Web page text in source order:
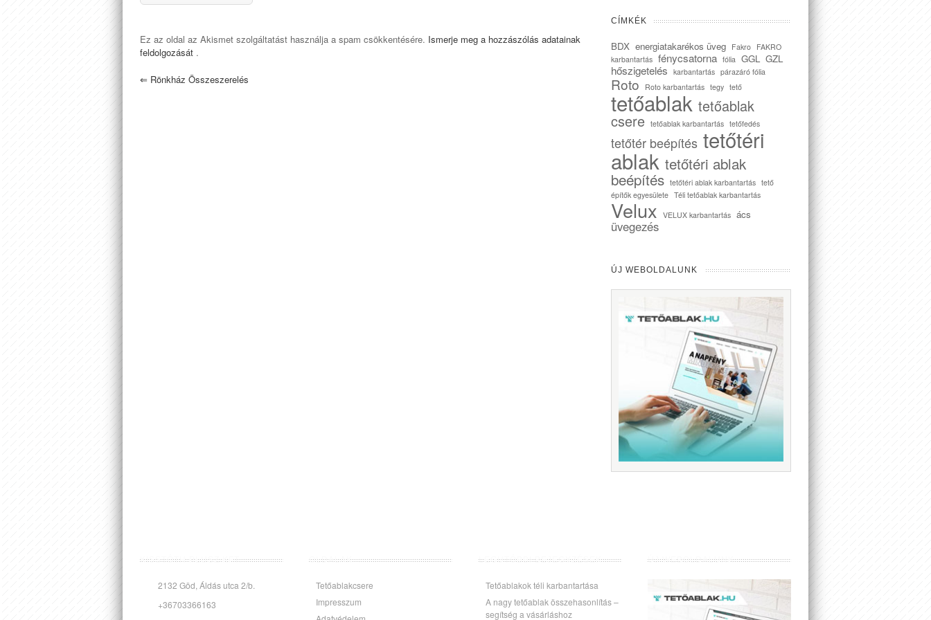
Ez az oldal az Akismet szolgáltatást használja a spam csökkentésére. Ismerje meg a hozzászólás adatainak
feldolgozását .
⇐ Rönkház Összeszerelés
CÍMKÉK
BDX energiatakarékos üveg Fakro FAKRO
karbantartás fénycsatorna fólia GGL GZL
hőszigetelés karbantartás párazáró fólia
Roto Roto karbantartás tegy tető
tetőablak tetőablak
csere tetőablak karbantartás tetőfedés
tetőtér beépítés tetőtéri
ablak tetőtéri ablak
beépítés tetőtéri ablak karbantartás tető
építők egyesülete Téli tetőablak karbantartás
Velux VELUX karbantartás ács
üvegezés
ÚJ WEBOLDALUNK
KISSTÓTH PLUSZ KFT.
2132 Göd, Áldás utca 2/b.
+36703366163
OLDALAK
Tetőablakcsere
Impresszum
LEGUTÓBBI BEJEGYZÉSEK
Tetőablakok téli karbantartása
A nagy tetőablak összehasonlítás –
segítség a vásárláshoz
ÚJ WEBOLDALUNK